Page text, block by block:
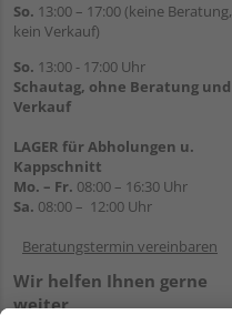
So. 13:00 – 17:00 (keine Beratung,
kein Verkauf)
So. 13:00 - 17:00 Uhr
Schautag, ohne Beratung und
Verkauf
LAGER für Abholungen u.
Kappschnitt
Mo. – Fr. 08:00 – 16:30 Uhr
Sa. 08:00 – 12:00 Uhr
Beratungstermin vereinbaren
Wir helfen Ihnen gerne
weiter